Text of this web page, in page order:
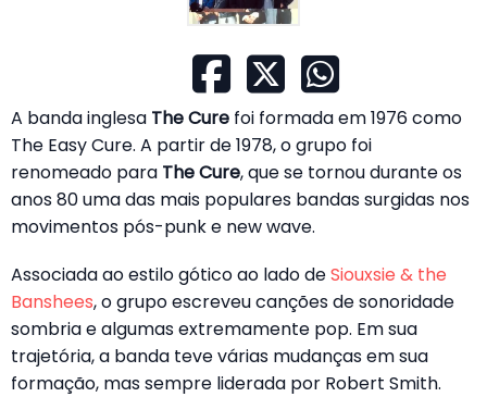
A banda inglesa The Cure foi formada em 1976 como
The Easy Cure. A partir de 1978, o grupo foi
renomeado para The Cure, que se tornou durante os
anos 80 uma das mais populares bandas surgidas nos
movimentos pós-punk e new wave.
Associada ao estilo gótico ao lado deSiouxsie & the
Banshees, o grupo escreveu canções de sonoridade
sombria e algumas extremamente pop. Em sua
trajetória, a banda teve várias mudanças em sua
formação, mas sempre liderada por Robert Smith.